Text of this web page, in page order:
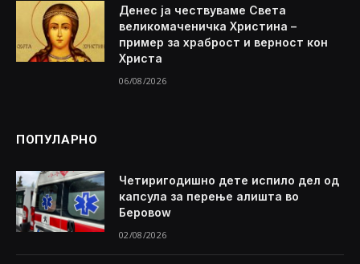
Денес ја чествуваме Света
великомаченичка Христина –
пример за храброст и верност кон
Христа
06/08/2026
ПОПУЛАРНО
Четиригодишно дете испило дел од
капсула за перење алишта во
Беровоw
02/08/2026